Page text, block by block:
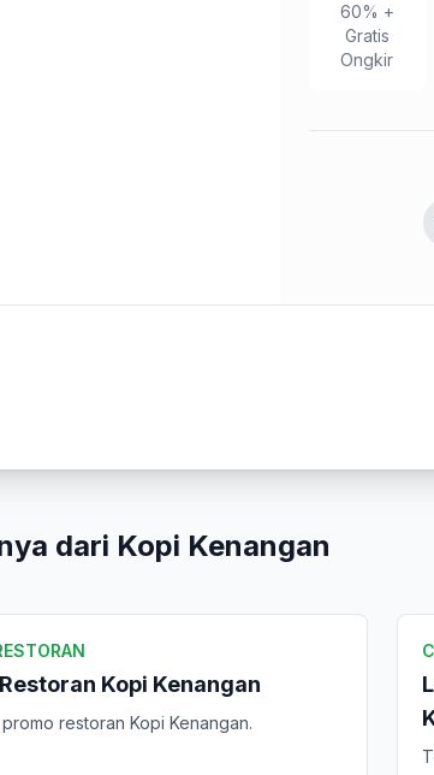
60% +
Gratis
Ongkir
dari Kopi Kenangan
Kopi Kenangan
restoran Kopi Kenangan.